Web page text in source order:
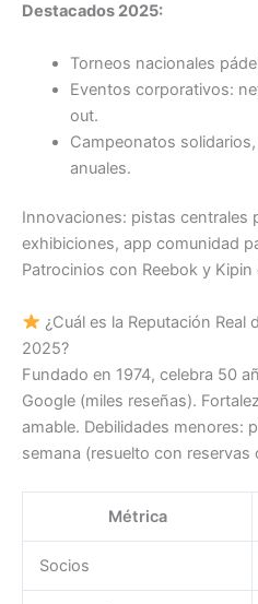
Destacados 2025:
Torneos nacionales
Eventos corporativos:
out.
Campeonatos
anuales.
Innovaciones: pistas centrales
exhibiciones, app comunidad
Patrocinios con Reebok y Kipin
¿Cuál es la Reputación Real
2025?
Fundado en 1974, celebra 50
Google (miles reseñas).
amable. Debilidades menores:
semana (resuelto con reservas
Métrica
Socios